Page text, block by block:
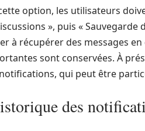
option, les utilisateurs
», puis «
à récupérer des messages
sont conservées. À
qui peut être
des